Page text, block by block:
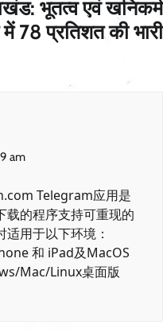
भूतत्व एवं खनिकर्म
78 प्रतिशत की भारी
am
Telegram应用是
的程序支持可重现的
用于以下环境：
和 iPad及MacOS
Mac/Linux桌面版